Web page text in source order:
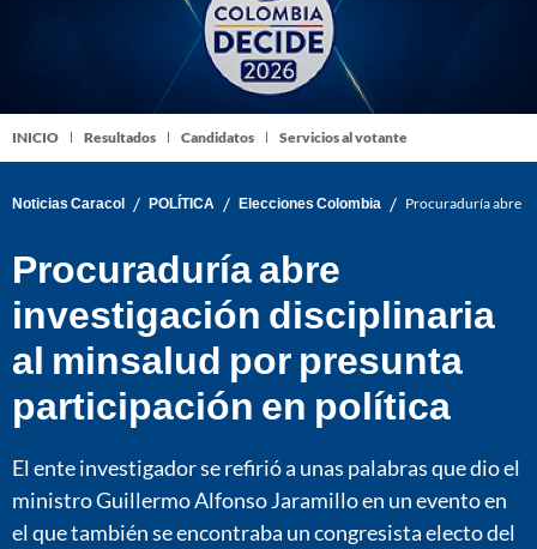
INICIO Resultados Candidatos Servicios al votante
Noticias Caracol / POLÍTICA / Elecciones Colombia / Procuraduría abre
Procuraduría abre
investigación disciplinaria
al minsalud por presunta
participación en política
El ente investigador se refirió a unas palabras que dio el
ministro Guillermo Alfonso Jaramillo en un evento en
el que también se encontraba un congresista electo del